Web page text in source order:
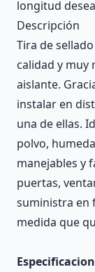
longitud
Descripción
Tira de
calidad y muy
aislante.
instalar en
una de ellas.
polvo,
manejables y
puertas,
suministra en
medida que